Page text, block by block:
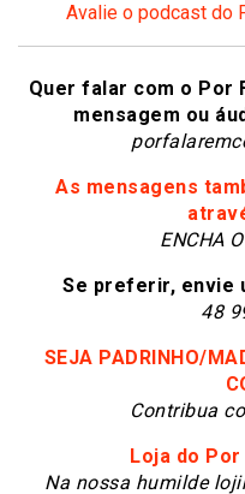
Avalie o podcast do
Quer falar com o Por
mensagem ou
As mensagens
ENCHA
Se preferir, envie
48
SEJA PADRINHO/
Contribua
Loja do
Na nossa humilde